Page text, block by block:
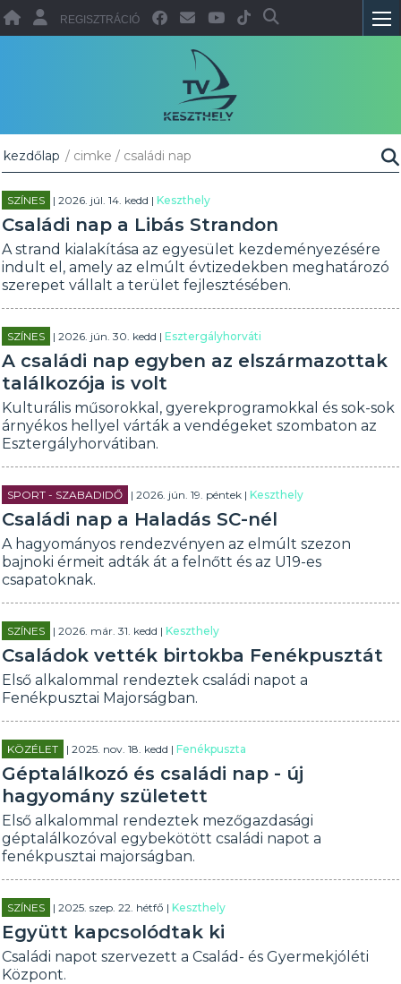
REGISZTRÁCIÓ
kezdőlap / cimke / családi nap
SZÍNES | 2026. júl. 14. kedd |Keszthely
Családi nap a Libás Strandon
A strand kialakítása az egyesület kezdeményezésére
indult el, amely az elmúlt évtizedekben meghatározó
szerepet vállalt a terület fejlesztésében.
SZÍNES | 2026. jún. 30. kedd |Esztergályhorváti
A családi nap egyben az elszármazottak
találkozója is volt
Kulturális műsorokkal, gyerekprogramokkal és sok-sok
árnyékos hellyel várták a vendégeket szombaton az
Esztergályhorvátiban.
SPORT - SZABADIDŐ | 2026. jún. 19. péntek |Keszthely
Családi nap a Haladás SC-nél
A hagyományos rendezvényen az elmúlt szezon
bajnoki érmeit adták át a felnőtt és az U19-es
csapatoknak.
SZÍNES | 2026. már. 31. kedd |Keszthely
Családok vették birtokba Fenékpusztát
Első alkalommal rendeztek családi napot a
Fenékpusztai Majorságban.
KÖZÉLET | 2025. nov. 18. kedd |Fenékpuszta
Géptalálkozó és családi nap - új
hagyomány született
Első alkalommal rendeztek mezőgazdasági
géptalálkozóval egybekötött családi napot a
fenékpusztai majorságban.
SZÍNES | 2025. szep. 22. hétfő |Keszthely
Együtt kapcsolódtak ki
Családi napot szervezett a Család- és Gyermekjóléti
Központ.